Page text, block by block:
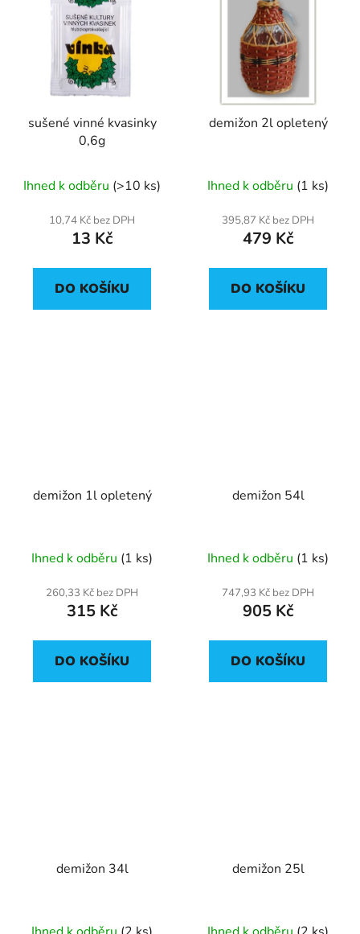
sušené vinné kvasinky
0,6g
Ihned k odběru (>10 ks)
10,74 Kč bez DPH
13 Kč
DO KOŠÍKU
demižon 2l opletený
Ihned k odběru (1 ks)
395,87 Kč bez DPH
479 Kč
DO KOŠÍKU
demižon 1l opletený
Ihned k odběru (1 ks)
260,33 Kč bez DPH
315 Kč
DO KOŠÍKU
demižon 54l
Ihned k odběru (1 ks)
747,93 Kč bez DPH
905 Kč
DO KOŠÍKU
demižon 34l demižon 25l